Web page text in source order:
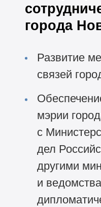
города
Развитие
связей
мэрии
с
дел
другими
и